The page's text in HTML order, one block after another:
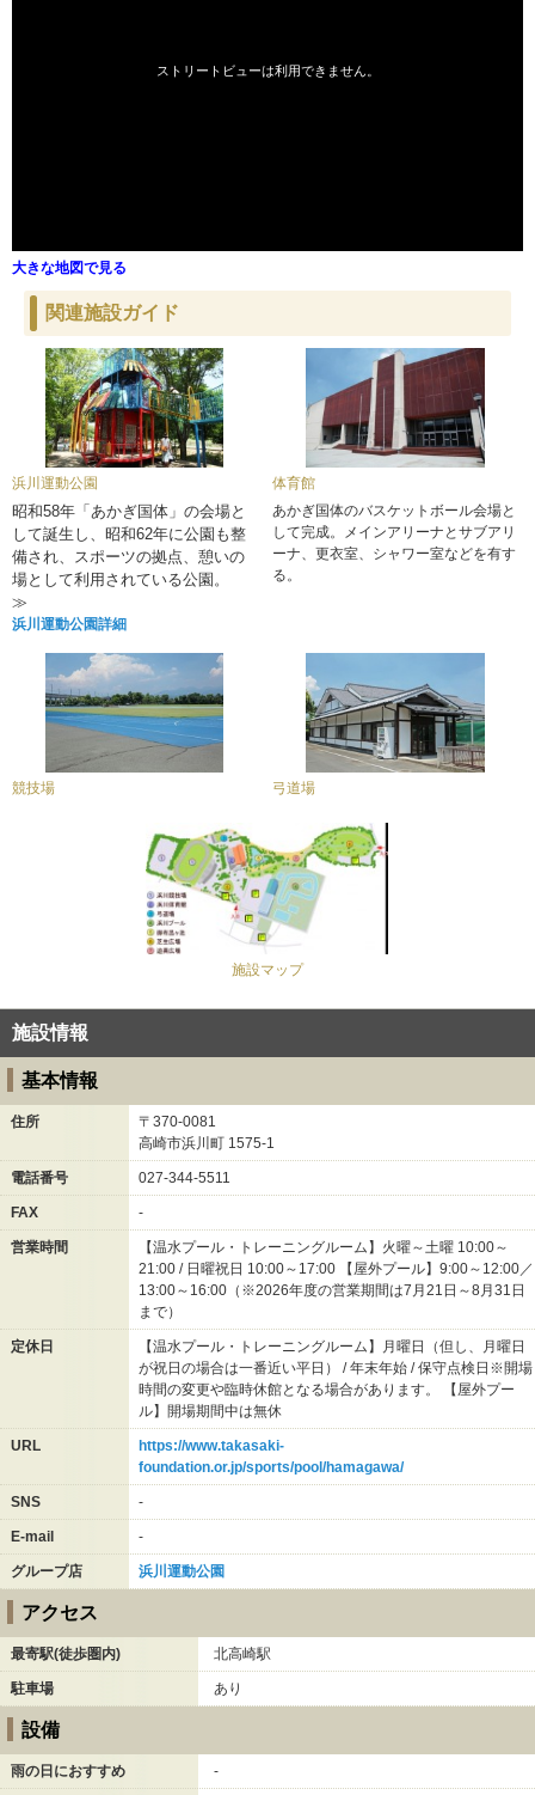
大きな地図で見る
関連施設ガイド
浜川運動公園
昭和58年「あかぎ国体」の会場と
して誕生し、昭和62年に公園も整
備され、スポーツの拠点、憩いの
場として利用されている公園。
≫
浜川運動公園詳細
体育館
あかぎ国体のバスケットボール会場と
して完成。メインアリーナとサブアリ
ーナ、更衣室、シャワー室などを有す
る。
競技場 弓道場
施設マップ
施設情報
基本情報
住所
〒370-0081
高崎市浜川町 1575-1
電話番号 027-344-5511
FAX -
営業時間
【温水プール・トレーニングルーム】火曜～土曜 10:00～
21:00 / 日曜祝日 10:00～17:00 【屋外プール】9:00～12:00／
13:00～16:00（※2026年度の営業期間は7月21日～8月31日
まで）
定休日
【温水プール・トレーニングルーム】月曜日（但し、月曜日
が祝日の場合は一番近い平日） / 年末年始 / 保守点検日※開場
時間の変更や臨時休館となる場合があります。 【屋外プー
ル】開場期間中は無休
URL
https://www.takasaki-
foundation.or.jp/sports/pool/hamagawa/
SNS -
E-mail -
グループ店 浜川運動公園
アクセス
最寄駅(徒歩圏内) 北高崎駅
駐車場 あり
設備
雨の日におすすめ -